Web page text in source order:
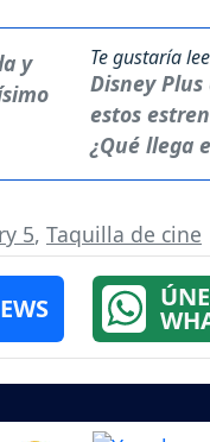
Te gustaría
Disney
estos
¿Qué llega
5, Taquilla de cine